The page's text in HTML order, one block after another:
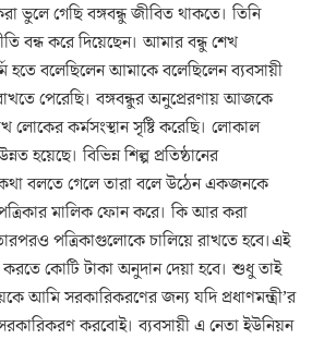
ভুলে গেছি বঙ্গবন্ধু জীবিত থাকতে। তিনি
বন্ধ করে দিয়েছেন। আমার বন্ধু শেখ
হতে বলেছিলেন আমাকে বলেছিলেন ব্যবসায়ী
পেরেছি। বঙ্গবন্ধুর অনুপ্রেরণায় আজকে
কর্মসংস্থান সৃষ্টি করেছি। লোকাল
হয়েছে। বিভিন্ন শিল্প প্রতিষ্ঠানের
বলতে গেলে তারা বলে উঠেন একজনকে
মালিক ফোন করে। কি আর করা
পত্রিকাগুলোকে চালিয়ে রাখতে হবে।এই
করতে কোটি টাকা অনুদান দেয়া হবে। শুধু তাই
আমি সরকারিকরণের জন্য যদি প্রধাণমন্ত্রী’র
করবোই। ব্যবসায়ী এ নেতা ইউনিয়ন